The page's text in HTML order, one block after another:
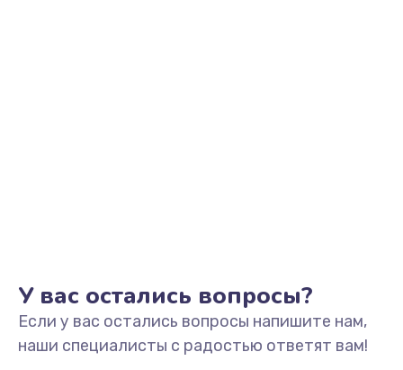
Замена/Pемонт карбюратора
1300 руб.
У вас остались вопросы?
Если у вас остались вопросы напишите нам,
наши специалисты с радостью ответят вам!